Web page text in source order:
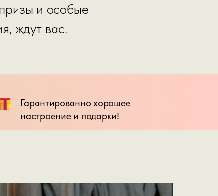
и особые
ждут вас.
Гарантированно хорошее
настроение и подарки!